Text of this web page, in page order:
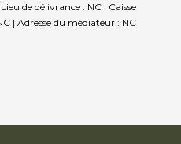
de délivrance : NC | Caisse
| Adresse du médiateur : NC